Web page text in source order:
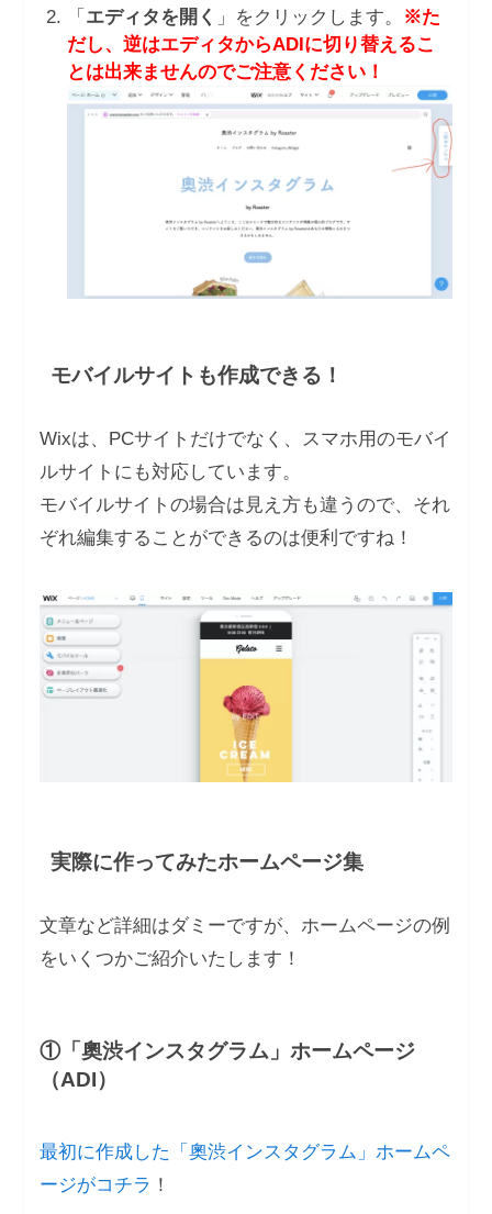
「 エディタを開く 」をクリックします。 ※た
だし、逆はエディタからADIに切り替えるこ
とは出来ませんのでご注意ください！
モバイルサイトも作成できる！
Wixは、PCサイトだけでなく、スマホ用のモバイ
ルサイトにも対応しています。
モバイルサイトの場合は見え方も違うので、それ
ぞれ編集することができるのは便利ですね！
実際に作ってみたホームページ集
文章など詳細はダミーですが、ホームページの例
をいくつかご紹介いたします！
①「奧渋インスタグラム」ホームページ
（ADI）
最初に作成した「奧渋インスタグラム」ホームペ
ージがコチラ ！